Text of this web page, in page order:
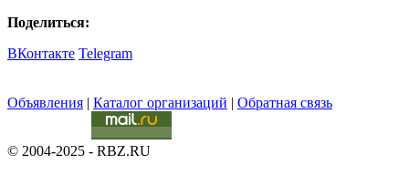
Поделиться:
ВКонтакте Telegram
Объявления | Каталог организаций | Обратная связь
© 2004-2025 - RBZ.RU